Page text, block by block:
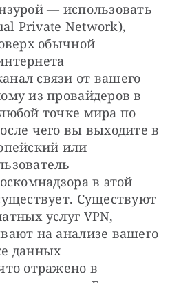
— использовать
Private Network),
обычной
связи от вашего
из провайдеров в
точке мира по
чего вы выходите в
или
в этой
Существуют
услуг VPN,
на анализе вашего
данных
отражено в